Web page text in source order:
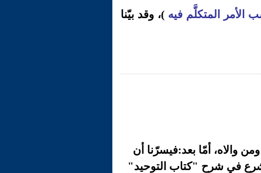
الأمر المتكلَّم فيه )، وقد بيّنا
والاه، أمّا بعد:فيسرّنا أن
في شرح "كتاب التوحيد"